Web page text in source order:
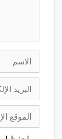
الإلكتروني
الإلكتروني